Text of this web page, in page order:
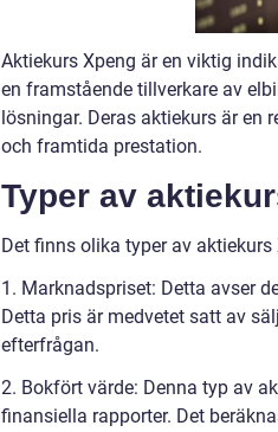
Aktiekurs Xpeng är en viktig
en framstående tillverkare av
lösningar. Deras aktiekurs är en
och framtida prestation.
Typer av
Det finns olika typer av
1. Marknadspriset: Detta avser
Detta pris är medvetet satt av
efterfrågan.
2. Bokfört värde: Denna typ av
finansiella rapporter. Det